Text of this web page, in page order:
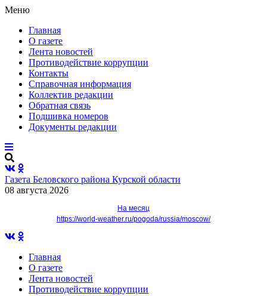
Меню
Главная
О газете
Лента новостей
Противодействие коррупции
Контакты
Справочная информация
Коллектив редакции
Обратная связь
Подшивка номеров
Документы редакции
Газета Беловского района Курской области
08 августа 2026
На месяц
https://world-weather.ru/pogoda/russia/moscow/
Главная
О газете
Лента новостей
Противодействие коррупции